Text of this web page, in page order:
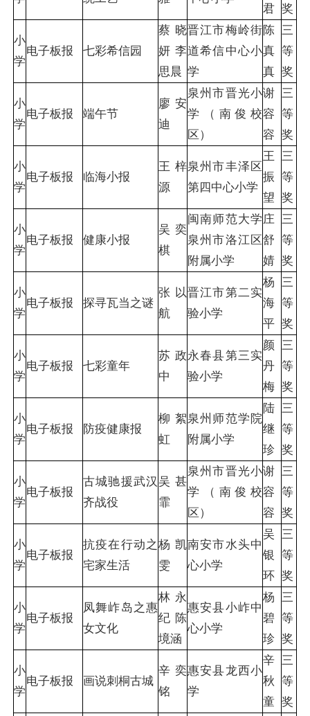
君 奖
小
学
电子板报 七彩希信园
蔡晓
妍 李
思晨
晋江市梅岭街
道希信中心小
学
陈
真
真
三
等
奖
小
学
电子板报 端午节
廖安
迪
泉州市晋光小
学（南俊校
区）
谢
容
容
三
等
奖
小
学
电子板报 临海小报
王梓
源
泉州市丰泽区
第四中心小学
王
振
望
三
等
奖
小
学
电子板报 健康小报
吴奕
棋
闽南师范大学
泉州市洛江区
附属小学
庄
舒
婧
三
等
奖
小
学
电子板报 探寻瓦当之谜
张以
航
晋江市第二实
验小学
杨
海
平
三
等
奖
小
学
电子板报 七彩童年
苏政
中
永春县第三实
验小学
颜
丹
梅
三
等
奖
小
学
电子板报 防疫健康报
柳絮
虹
泉州师范学院
附属小学
陆
继
珍
三
等
奖
小
学
电子板报
古城驰援武汉
齐战役
吴甚
霏
泉州市晋光小
学（南俊校
区）
谢
容
容
三
等
奖
小
学
电子板报
抗疫在行动之
宅家生活
杨凯
雯
南安市水头中
心小学
吴
银
环
三
等
奖
小
学
电子板报
凤舞岞岛之惠
女文化
林永
纪 陈
境涵
惠安县小岞中
心小学
杨
碧
珍
三
等
奖
小
学
电子板报 画说刺桐古城
辛奕
铭
惠安县龙西小
学
辛
秋
童
三
等
奖